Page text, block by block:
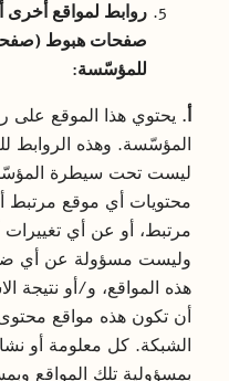
روابط لمواقع
صفحات هبوط
للمؤسّسة:
أ. يحتوي هذا الموقع على
المؤسّسة. وهذه الروابط
ليست تحت سيطرة
محتويات أي موقع مرتبط
مرتبط، أو عن أي تغييرات
وليست مسؤولة عن أي
هذه المواقع، و/أو نتيجة
أن تكون هذه مواقع
الشبكة. كل معلومة أو
بمسؤولية تلك المواقع